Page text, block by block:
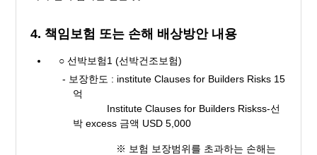
4. 책임보험 또는 손해 배상방안 내용
○ 선박보험1 (선박건조보험)
- 보장한도 : institute Clauses for Builders Risks 15
억
Institute Clauses for Builders Riskss-선
박 excess 금액 USD 5,000
※ 보험 보장범위를 초과하는 손해는